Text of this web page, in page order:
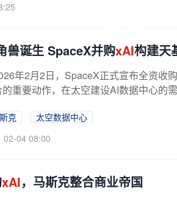
兽诞生 SpaceX并购xAI构建天
年2月2日，SpaceX正式宣布全资收
重要动作，在太空建设AI数据中心的
克
太空数据中心
02-04 08:00
xAI，马斯克整合商业帝国